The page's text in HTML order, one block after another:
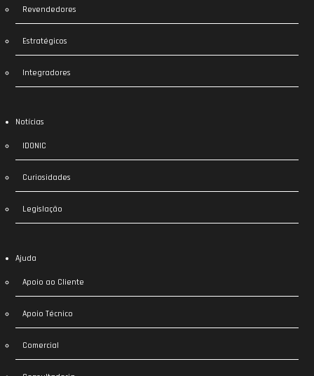
Revendedores
Estratégicos
Integradores
Notícias
IDONIC
Curiosidades
Legislação
Ajuda
Apoio ao Cliente
Apoio Técnico
Comercial